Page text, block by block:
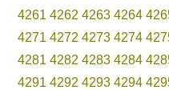
4261 4262 4263 4264
4271 4272 4273 4274
4281 4282 4283 4284
4291 4292 4293 4294